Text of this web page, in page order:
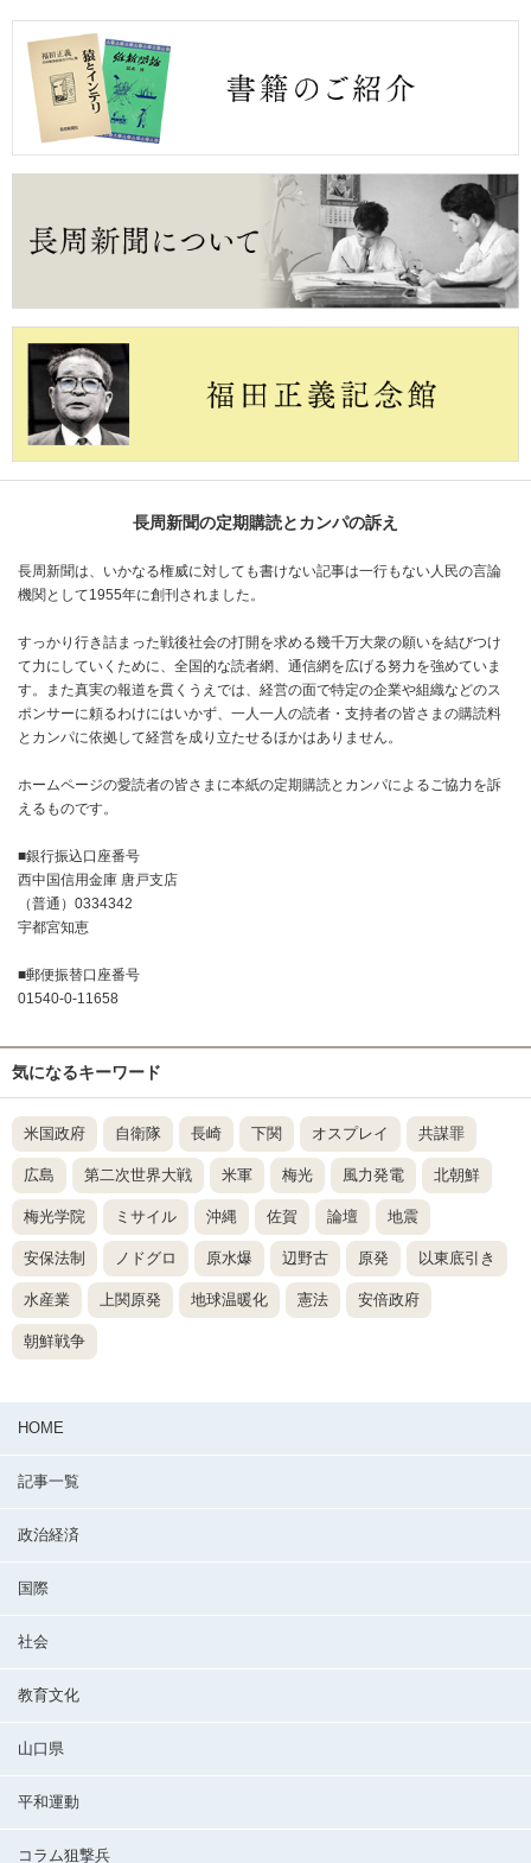
長周新聞の定期購読とカンパの訴え
長周新聞は、いかなる権威に対しても書けない記事は一行もない人民の言論
機関として1955年に創刊されました。
すっかり行き詰まった戦後社会の打開を求める幾千万大衆の願いを結びつけ
て力にしていくために、全国的な読者網、通信網を広げる努力を強めていま
す。また真実の報道を貫くうえでは、経営の面で特定の企業や組織などのス
ポンサーに頼るわけにはいかず、一人一人の読者・支持者の皆さまの購読料
とカンパに依拠して経営を成り立たせるほかはありません。
ホームページの愛読者の皆さまに本紙の定期購読とカンパによるご協力を訴
えるものです。
■銀行振込口座番号
西中国信用金庫 唐戸支店
（普通）0334342
宇都宮知恵
■郵便振替口座番号
01540-0-11658
気になるキーワード
米国政府 自衛隊 長崎 下関 オスプレイ 共謀罪
広島 第二次世界大戦 米軍 梅光 風力発電 北朝鮮
梅光学院 ミサイル 沖縄 佐賀 論壇 地震
安保法制 ノドグロ 原水爆 辺野古 原発 以東底引き
水産業 上関原発 地球温暖化 憲法 安倍政府
朝鮮戦争
HOME
記事一覧
政治経済
国際
社会
教育文化
山口県
平和運動
コラム狙撃兵